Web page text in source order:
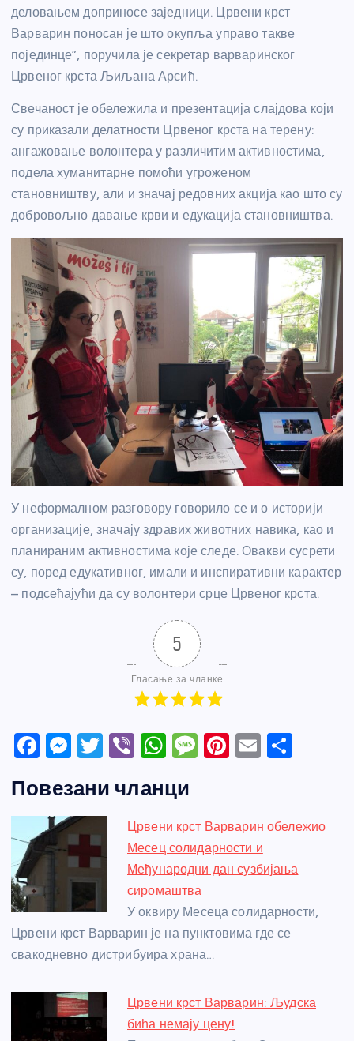
деловањем доприносе заједници. Црвени крст
Варварин поносан је што окупља управо такве
појединце”, поручила је секретар варваринског
Црвеног крста Љиљана Арсић.
Свечаност је обележила и презентација слајдова који
су приказали делатности Црвеног крста на терену:
ангажовање волонтера у различитим активностима,
подела хуманитарне помоћи угроженом
становништву, али и значај редовних акција као што су
добровољно давање крви и едукација становништва.
У неформалном разговору говорило се и о историји
организације, значају здравих животних навика, као и
планираним активностима које следе. Овакви сусрети
су, поред едукативног, имали и инспиративни карактер
– подсећајући да су волонтери срце Црвеног крста.
5
Гласање за чланке
F
c
e
b
o
k
M
ss
e
n
g
er
T
itt
er
Vi
er
W
at
s
A
p
p
M
a
g
e
Pi
e
st
E
e
Повезани чланци
Црвени крст Варварин обележио
Месец солидарности и
Међународни дан сузбијања
сиромаштва
У оквиру Месеца солидарности,
Црвени крст Варварин је на пунктовима где се
свакодневно дистрибуира храна…
Црвени крст Варварин: Људска
бића немају цену!